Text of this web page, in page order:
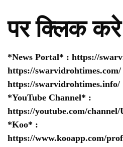
पर क्लिक
*News Portal* : https://
https://swarvidrohtimes.com/
https://swarvidrohtimes.info/
*YouTube Channel* :
https://youtube.com/
*Koo* :
https://www.kooapp.com/